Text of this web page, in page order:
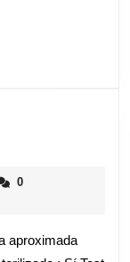
0
aproximada